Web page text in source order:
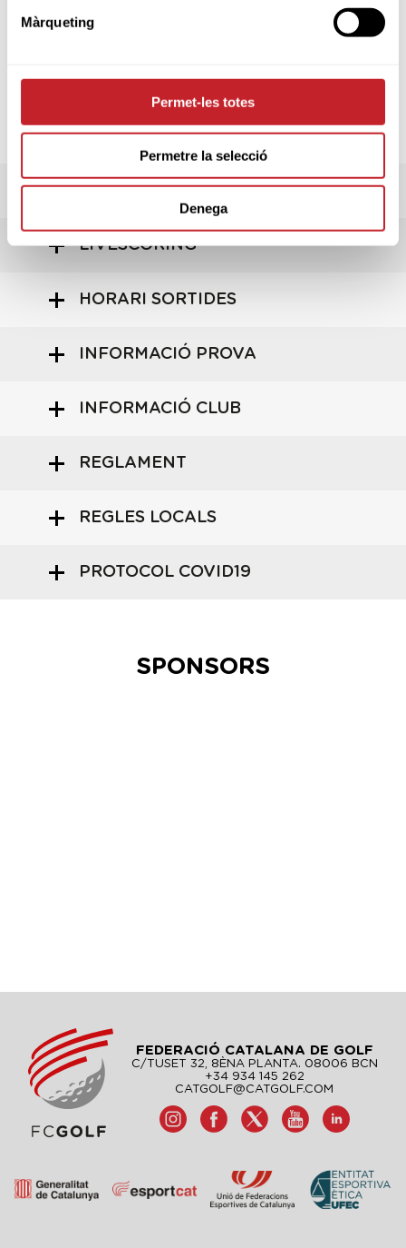
Màrqueting
Permet-les totes
Permetre la selecció
Denega
jugadors en diversos dies es considera la
mateixa jornada, per la qual cosa no es podrà
5.2b.
Desqualificació
RESULTATS
LIVESCORING
HORARI SORTIDES
INFORMACIÓ PROVA
INFORMACIÓ CLUB
REGLAMENT
REGLES LOCALS
PROTOCOL COVID19
SPONSORS
FEDERACIÓ CATALANA DE GOLF
C/TUSET 32, 8ÈNA PLANTA. 08006 BCN
+34 934 145 262
CATGOLF@CATGOLF.COM